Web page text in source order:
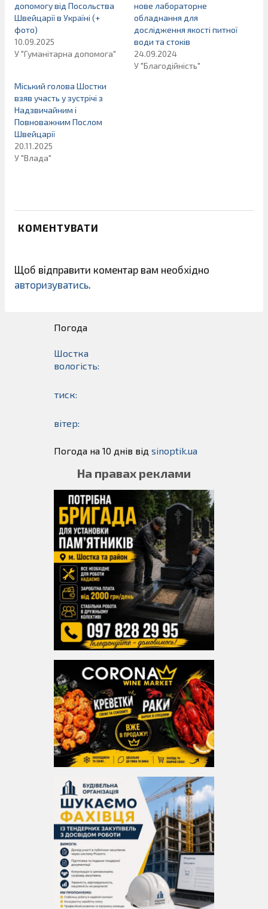
допомогу від Посольства
Швейцарії в Україні (+
фото)
10.09.2025
У "Гуманітарна допомога"
нове лабораторне
обладнання для
дослідження якості питної
води та стоків
24.09.2024
У "Благодійність"
Міський голова Шостки
взяв участь у зустрічі з
Надзвичайним і
Повноважним Послом
Швейцарії
20.11.2025
У "Влада"
КОМЕНТУВАТИ
Щоб відправити коментар вам необхідно
авторизуватись.
Погода
Шостка
вологість:
тиск:
вітер:
Погода на 10 днів від sinoptik.ua
На правах реклами